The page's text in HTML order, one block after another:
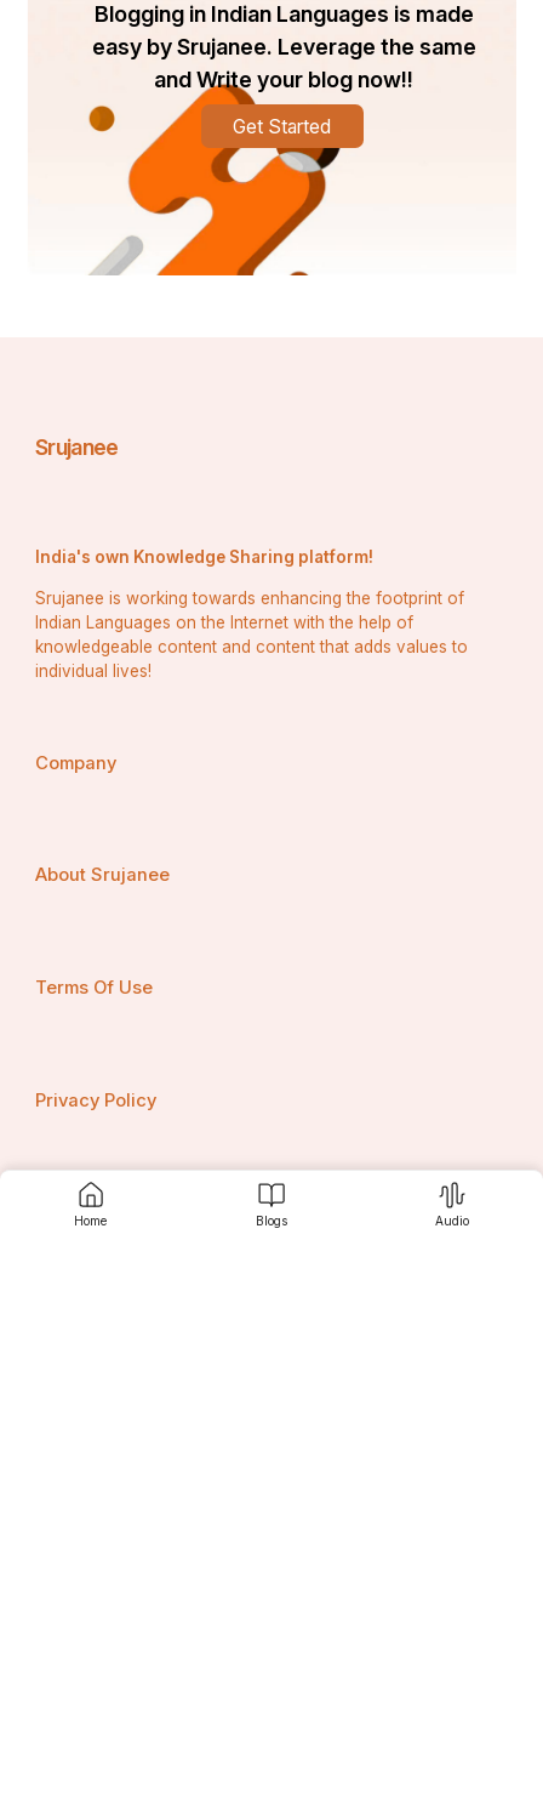
Home Blogs Audio
Blogging in Indian Languages is made
easy by Srujanee. Leverage the same
and Write your blog now!!
Get Started
Srujanee
India's own Knowledge Sharing platform!
Srujanee is working towards enhancing the footprint of
Indian Languages on the Internet with the help of
knowledgeable content and content that adds values to
individual lives!
Company
About Srujanee
Terms Of Use
Privacy Policy
Contact us